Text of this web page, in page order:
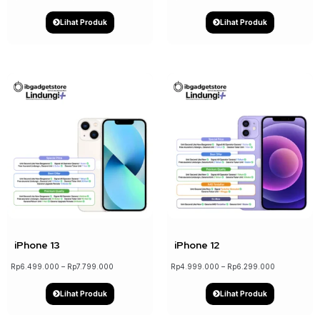
Lihat Produk Lihat Produk
iPhone 13
Rp6.499.000 – Rp7.799.000
Lihat Produk
↓ 21%
iPhone 12
Rp4.999.000 – Rp6.299.000
Lihat Produk